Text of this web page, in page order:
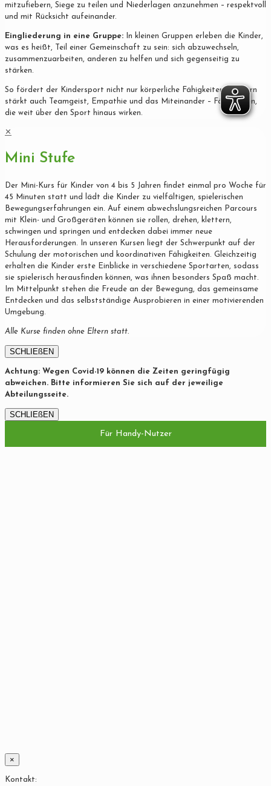
mitzufiebern, Siege zu teilen und Niederlagen anzunehmen – respektvoll
und mit Rücksicht aufeinander.
Eingliederung in eine Gruppe: In kleinen Gruppen erleben die Kinder,
was es heißt, Teil einer Gemeinschaft zu sein: sich abzuwechseln,
zusammenzuarbeiten, anderen zu helfen und sich gegenseitig zu
stärken.
So fördert der Kindersport nicht nur körperliche Fähigkeiten, sondern
stärkt auch Teamgeist, Empathie und das Miteinander – Fähigkeiten,
die weit über den Sport hinaus wirken.
✕
Mini Stufe
Der Mini-Kurs für Kinder von 4 bis 5 Jahren findet einmal pro Woche für
45 Minuten statt und lädt die Kinder zu vielfältigen, spielerischen
Bewegungserfahrungen ein. Auf einem abwechslungsreichen Parcours
mit Klein- und Großgeräten können sie rollen, drehen, klettern,
schwingen und springen und entdecken dabei immer neue
Herausforderungen. In unseren Kursen liegt der Schwerpunkt auf der
Schulung der motorischen und koordinativen Fähigkeiten. Gleichzeitig
erhalten die Kinder erste Einblicke in verschiedene Sportarten, sodass
sie spielerisch herausfinden können, was ihnen besonders Spaß macht.
Im Mittelpunkt stehen die Freude an der Bewegung, das gemeinsame
Entdecken und das selbstständige Ausprobieren in einer motivierenden
Umgebung.
Alle Kurse finden ohne Eltern statt.
SCHLIEßEN
Achtung: Wegen Covid-19 können die Zeiten geringfügig
abweichen. Bitte informieren Sie sich auf der jeweilige
Abteilungsseite.
SCHLIEßEN
Für Handy-Nutzer
×
Kontakt: